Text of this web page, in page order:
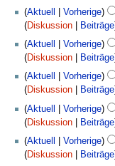
b
e
i
t
u
n
s
z
u
s
n
e
B
e
r
b
e
i
t
u
K
e
n
e
B
e
r
b
e
i
Dezember
Aktuell Vorherige
Diskussion
Beiträge
K
e
n
e
B
e
r
b
Juni
Aktuell Vorherige
Diskussion
Beiträge
Aktuell
Vorherige
Diskussion
Beiträge
Aktuell
Vorherige
Diskussion
Beiträge
April
Aktuell Vorherige
Diskussion
Beiträge